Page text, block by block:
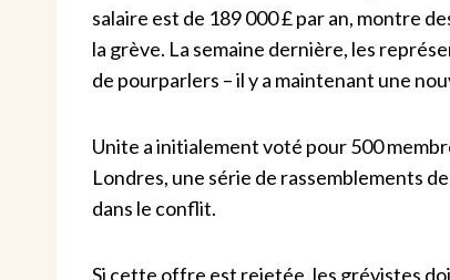
salaire est de 189 000 £ par an, montre
la grève. La semaine dernière, les
de pourparlers – il y a maintenant une
Unite a initialement voté pour 500
Londres, une série de rassemblements
dans le conflit.
Si cette offre est rejetée, les grévistes